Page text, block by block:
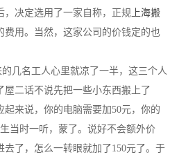
，决定选用了一家自称，正规 上海搬
费用。当然，这家公司的价钱定的也
几名工人心里就凉了一半，这三个人
二话不说先把一些小东西搬上了
来说，你的电脑需要加50元，你的
当时一听，蒙了。说好不会额外价
了，怎么一转眼就加了150元了。于